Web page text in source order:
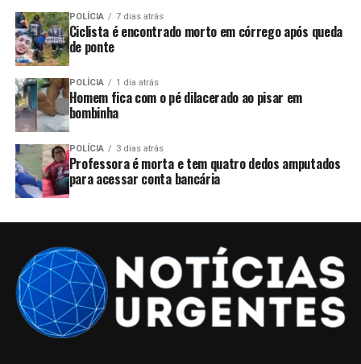
POLÍCIA 7 dias atrás
Ciclista é encontrado morto em córrego após queda
de ponte
POLÍCIA 1 dia atrás
Homem fica com o pé dilacerado ao pisar em
bombinha
POLÍCIA 3 dias atrás
Professora é morta e tem quatro dedos amputados
para acessar conta bancária